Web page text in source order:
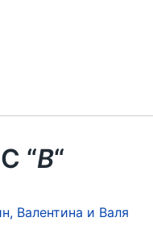
“В“
Валентина и Валя